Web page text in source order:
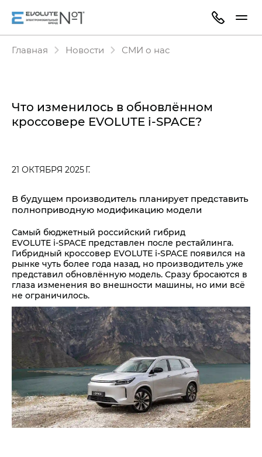
Главная Новости СМИ о нас
Что изменилось в обновлённом
кроссовере EVOLUTE i‑SPACE?
21 ОКТЯБРЯ 2025 Г.
В будущем производитель планирует представить
полноприводную модификацию модели
Самый бюджетный российский гибрид
EVOLUTE i‑SPACE представлен после рестайлинга.
Гибридный кроссовер EVOLUTE i‑SPACE появился на
рынке чуть более года назад, но производитель уже
представил обновлённую модель. Сразу бросаются в
глаза изменения во внешности машины, но ими всё
не ограничилось.